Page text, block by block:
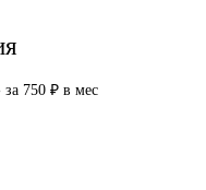
за 750 ₽ в мес